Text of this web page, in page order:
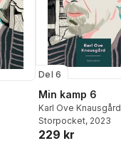
Del 6
Min kamp 6
Karl Ove Knausgård
Storpocket, 2023
229 kr